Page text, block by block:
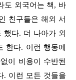
도 외국어는 책, 바
친구들은 해외 서
했다. 더 나아가 외
한다. 이런 행동에
이 비용이 수반된
. 이런 모든 것들을